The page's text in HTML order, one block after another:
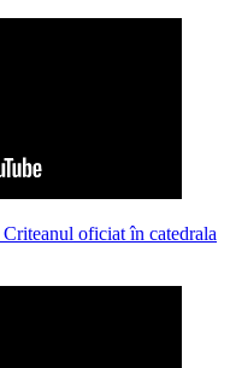
oficiat în catedrala